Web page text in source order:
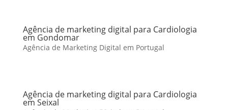
Agência de marketing digital para Cardiologia
em Gondomar
Agência de Marketing Digital em Portugal
Agência de marketing digital para Cardiologia
em Seixal